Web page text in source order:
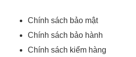
Chính sách bảo mật
Chính sách bảo hành
Chính sách kiểm hàng